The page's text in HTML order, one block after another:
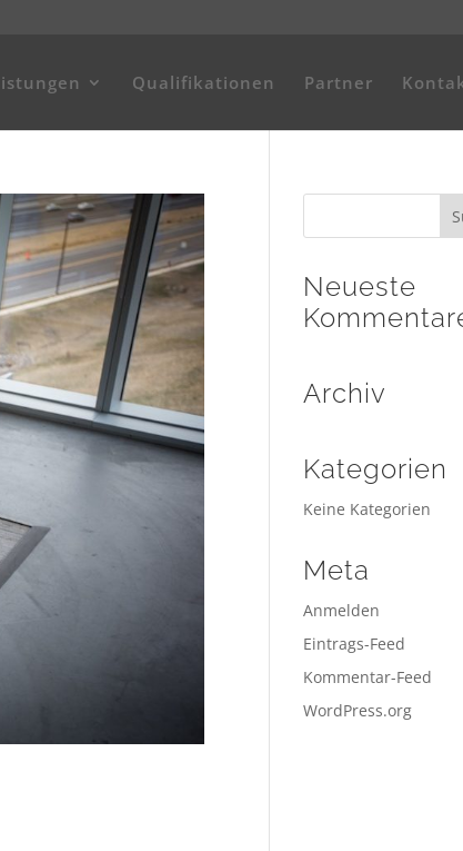
Qualifikationen Partner
Neueste
Archiv
Kategorien
Keine Kategorien
Meta
Anmelden
Eintrags-Feed
Kommentar-Feed
WordPress.org